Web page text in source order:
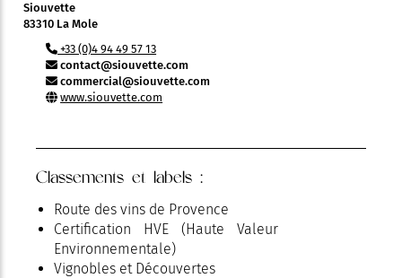
Siouvette
83310 La Mole
+33 (0)4 94 49 57 13
contact@siouvette.com
commercial@siouvette.com
www.siouvette.com
Classements et labels :
Route des vins de Provence
Certification HVE (Haute Valeur
Environnementale)
Vignobles et Découvertes